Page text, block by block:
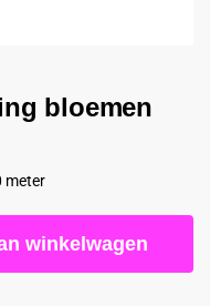
bloemen
meter
winkelwagen